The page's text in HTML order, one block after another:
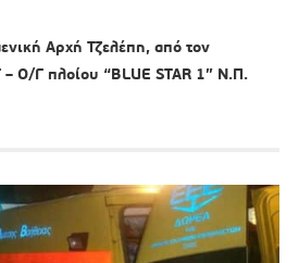
Αρχή Τζελέπη, από τον
Ο/Γ πλοίου “BLUE STAR 1” Ν.Π.